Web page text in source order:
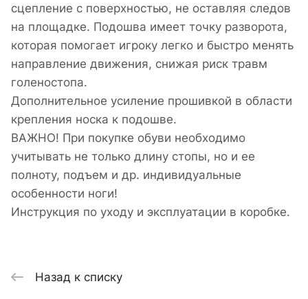
сцепление с поверхностью, не оставляя следов
на площадке. Подошва имеет точку разворота,
которая помогает игроку легко и быстро менять
направление движения, снижая риск травм
голеностопа.
Дополнительное усиление прошивкой в области
крепления носка к подошве.
ВАЖНО! При покупке обуви необходимо
учитывать не только длину стопы, но и ее
полноту, подъем и др. индивидуальные
особенности ноги!
Инструкция по уходу и эксплуатации в коробке.
Назад к списку